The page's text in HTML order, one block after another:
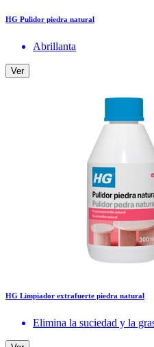
HG Pulidor piedra natural
Abrillanta
Ver
HG Limpiador extrafuerte piedra natural
Elimina la suciedad y la